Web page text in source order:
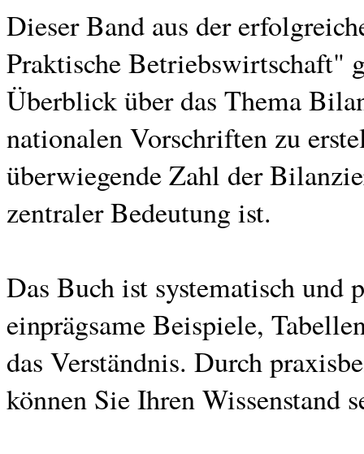
Dieser Band aus der
Praktische Betriebswirtschaft"
Überblick über das Thema
nationalen Vorschriften zu
überwiegende Zahl der
zentraler Bedeutung ist.
Das Buch ist systematisch und
einprägsame Beispiele,
das Verständnis. Durch
können Sie Ihren Wissenstand